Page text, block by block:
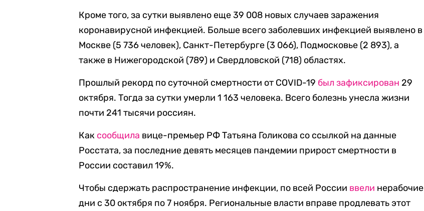
Кроме того, за сутки выявлено еще 39 008 новых случаев заражения
коронавирусной инфекцией. Больше всего заболевших инфекцией выявлено в
Москве (5 736 человек), Санкт-Петербурге (3 066), Подмосковье (2 893), а
также в Нижегородской (789) и Свердловской (718) областях.
Прошлый рекорд по суточной смертности от COVID-19 был зафиксирован 29
октября. Тогда за сутки умерли 1 163 человека. Всего болезнь унесла жизни
почти 241 тысячи россиян.
Как сообщила вице-премьер РФ Татьяна Голикова со ссылкой на данные
Росстата, за последние девять месяцев пандемии прирост смертности в
России составил 19%.
Чтобы сдержать распространение инфекции, по всей России ввели нерабочие
дни с 30 октября по 7 ноября. Региональные власти вправе продлевать этот